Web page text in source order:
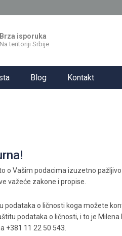
Brza isporuka
Na teritoriji Srbije
Blog Kontakt
o Vašim podacima izuzetno
važeće zakone i propise.
podataka o ličnosti koga možete
podataka o ličnosti, i to je
+381 11 22 50 543.